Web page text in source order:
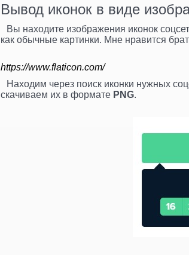
Вывод иконок в виде
Вы находите изображения иконок
как обычные картинки. Мне нравится
https://www.flaticon.com/
Находим через поиск иконки нужных
скачиваем их в формате PNG.